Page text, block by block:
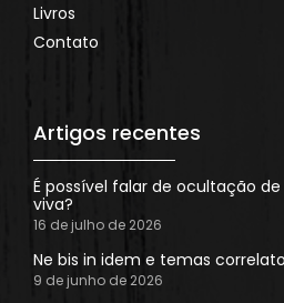
Livros
Contato
Artigos recentes
É possível falar de ocultação
viva?
16 de julho de 2026
Ne bis in idem e temas
9 de junho de 2026